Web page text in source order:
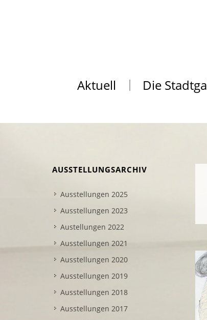
Aktuell Die
AUSSTELLUNGSARCHIV
Ausstellungen 2025
Ausstellungen 2023
Austellungen 2022
Ausstellungen 2021
Ausstellungen 2020
Ausstellungen 2019
Ausstellungen 2018
Ausstellungen 2017